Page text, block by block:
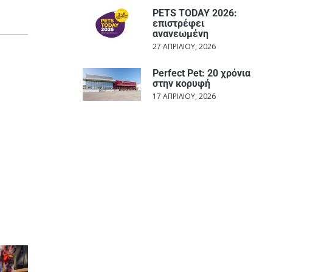
PETS TODAY 2026:
επιστρέφει
ανανεωμένη
27 ΑΠΡΙΛΊΟΥ, 2026
Perfect Pet: 20 χρόνια
στην κορυφή
17 ΑΠΡΙΛΊΟΥ, 2026